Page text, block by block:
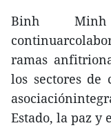
Binh
ramas
los sectores de
Estado, la paz y